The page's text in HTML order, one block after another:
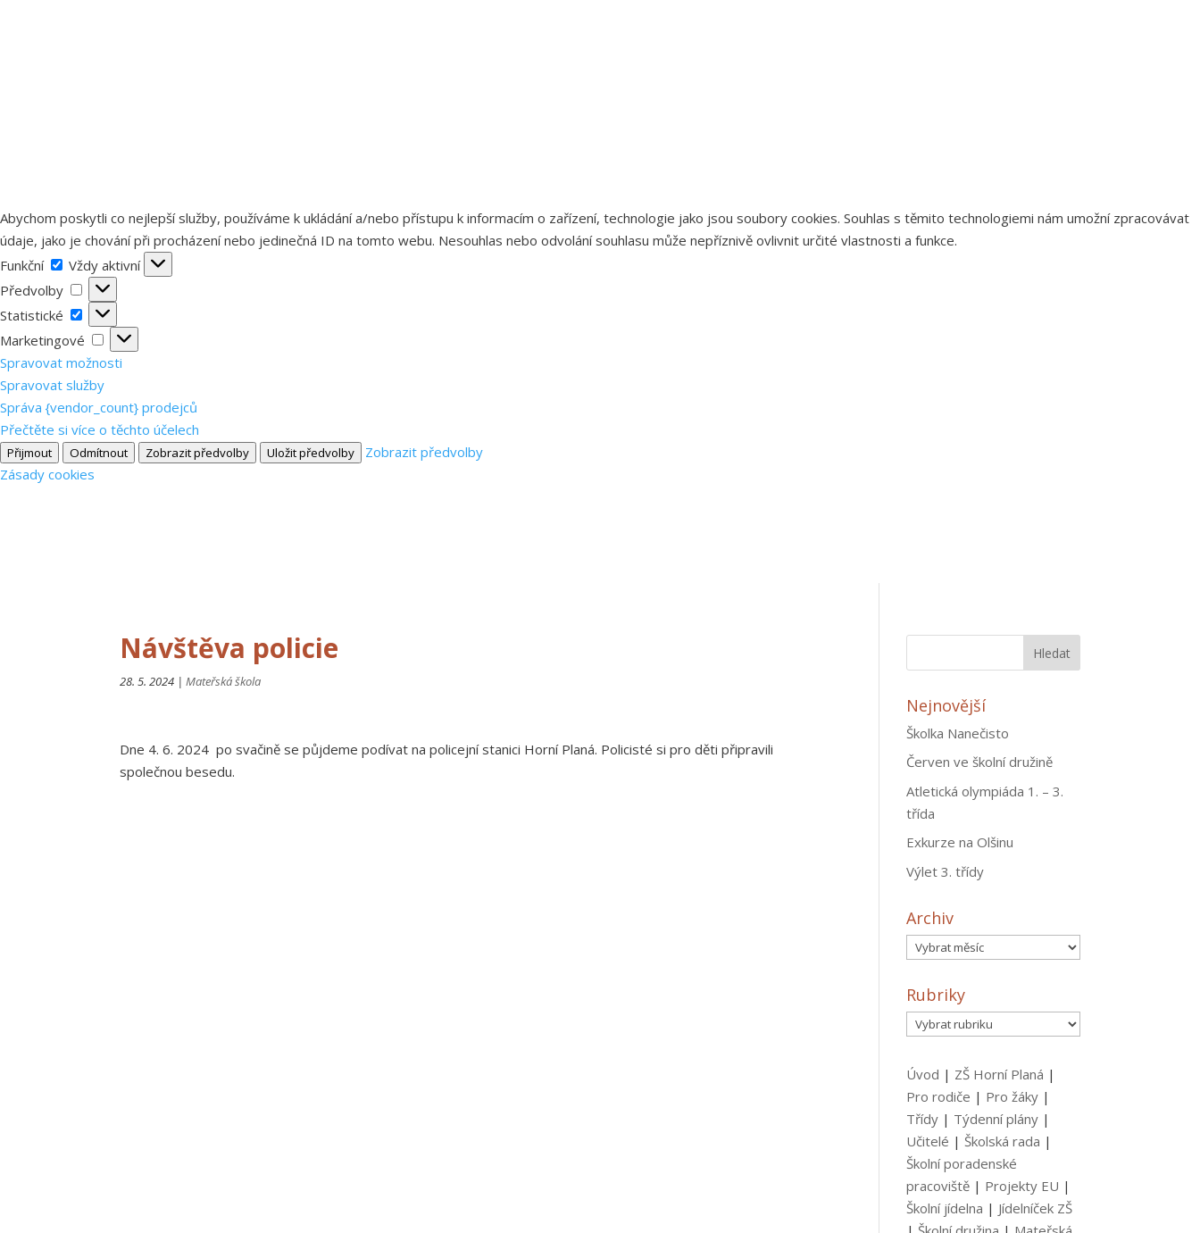
Abychom poskytli co nejlepší služby, používáme k ukládání a/nebo přístupu k informacím o zařízení, technologie jako jsou soubory cookies. Souhlas s těmito technologiemi nám umožní zpracovávat
údaje, jako je chování při procházení nebo jedinečná ID na tomto webu. Nesouhlas nebo odvolání souhlasu může nepříznivě ovlivnit určité vlastnosti a funkce.
Funkční
Funkční
Vždy aktivní
Předvolby
Předvolby
Statistické
Statistické
Marketingové
Marketingové
Spravovat možnosti
Spravovat služby
Správa {vendor_count} prodejců
Přečtěte si více o těchto účelech
Přijmout Odmítnout Zobrazit předvolby Uložit předvolby
Zobrazit předvolby
Zásady cookies
Návštěva policie
28. 5. 2024 |Mateřská škola
Dne 4. 6. 2024 po svačině se půjdeme podívat na policejní stanici Horní Planá. Policisté si pro děti připravili
společnou besedu.
Nejnovější
Školka Nanečisto
Červen ve školní družině
Atletická olympiáda 1. – 3.
třída
Exkurze na Olšinu
Výlet 3. třídy
Archiv
Archiv
Rubriky
Rubriky
Úvod | ZŠ Horní Planá |
Pro rodiče | Pro žáky |
Třídy | Týdenní plány |
Učitelé | Školská rada |
Školní poradenské
pracoviště | Projekty EU |
Školní jídelna | Jídelníček ZŠ